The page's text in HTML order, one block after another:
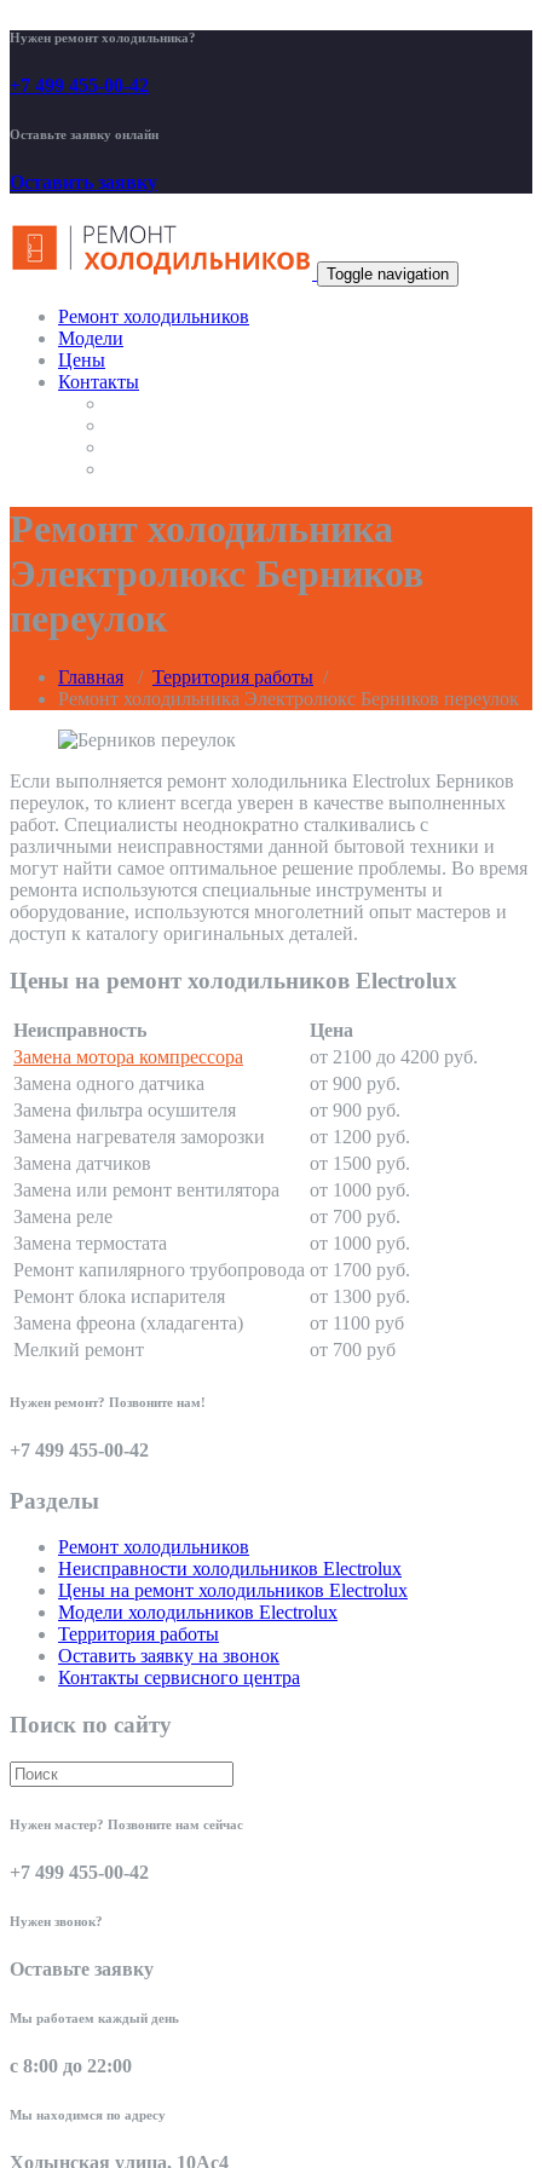
Нужен ремонт холодильника?
+7 499 455-00-42
Оставьте заявку онлайн
Оставить заявку
Toggle navigation
Ремонт холодильников
Модели
Цены
Контакты
Ремонт холодильника
Электролюкс Берников
переулок
Главная / Территория работы /
Ремонт холодильника Электролюкс Берников переулок
Если выполняется ремонт холодильника Electrolux Берников
переулок, то клиент всегда уверен в качестве выполненных
работ. Специалисты неоднократно сталкивались с
различными неисправностями данной бытовой техники и
могут найти самое оптимальное решение проблемы. Во время
ремонта используются специальные инструменты и
оборудование, используются многолетний опыт мастеров и
доступ к каталогу оригинальных деталей.
Цены на ремонт холодильников Electrolux
Неисправность
Цена
Замена мотора компрессора
от 2100 до 4200 руб.
Замена одного датчика
от 900 руб.
Замена фильтра осушителя
от 900 руб.
Замена нагревателя заморозки
от 1200 руб.
Замена датчиков
от 1500 руб.
Замена или ремонт вентилятора
от 1000 руб.
Замена реле
от 700 руб.
Замена термостата
от 1000 руб.
Ремонт капилярного трубопровода от 1700 руб.
Ремонт блока испарителя
от 1300 руб.
Замена фреона (хладагента)
от 1100 руб
Мелкий ремонт
от 700 руб
Нужен ремонт? Позвоните нам!
+7 499 455-00-42
Разделы
Ремонт холодильников
Неисправности холодильников Electrolux
Цены на ремонт холодильников Electrolux
Модели холодильников Electrolux
Территория работы
Оставить заявку на звонок
Контакты сервисного центра
Поиск по сайту
Нужен мастер? Позвоните нам сейчас
+7 499 455-00-42
Нужен звонок?
Оставьте заявку
Мы работаем каждый день
с 8:00 до 22:00
Мы находимся по адресу
Ходынская улица, 10Ас4